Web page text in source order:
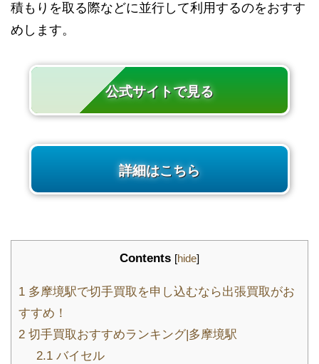
積もりを取る際などに並行して利用するのをおすす
めします。
公式サイトで見る
詳細はこちら
Contents [hide]
1 多摩境駅で切手買取を申し込むなら出張買取がお
すすめ！
2 切手買取おすすめランキング|多摩境駅
2.1 バイセル